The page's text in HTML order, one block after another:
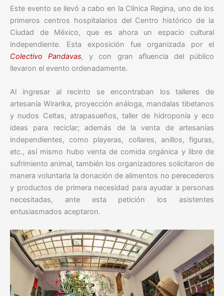
Este evento se llevó a cabo en la Clínica Regina, uno de los
primeros centros hospitalarios del Centro histórico de la
Ciudad de México, que es ahora un espacio cultural
independiente. Esta exposición fue organizada por el
Colectivo Pandavas,y con gran afluencia del público
llevaron el evento ordenadamente.
Al ingresar al recinto se encontraban los talleres de
artesanía Wirarika, proyección análoga, mandalas tibetanos
y nudos Celtas, atrapasueños, taller de hidroponía y eco
ideas para reciclar; además de la venta de artesanías
independientes, como playeras, collares, anillos, figuras,
etc., así mismo hubo venta de comida orgánica y libre de
sufrimiento animal, también los organizadores solicitaron de
manera voluntaria la donación de alimentos no perecederos
y productos de primera necesidad para ayudar a personas
necesitadas, ante esta petición los asistentes
entusiasmados aceptaron.